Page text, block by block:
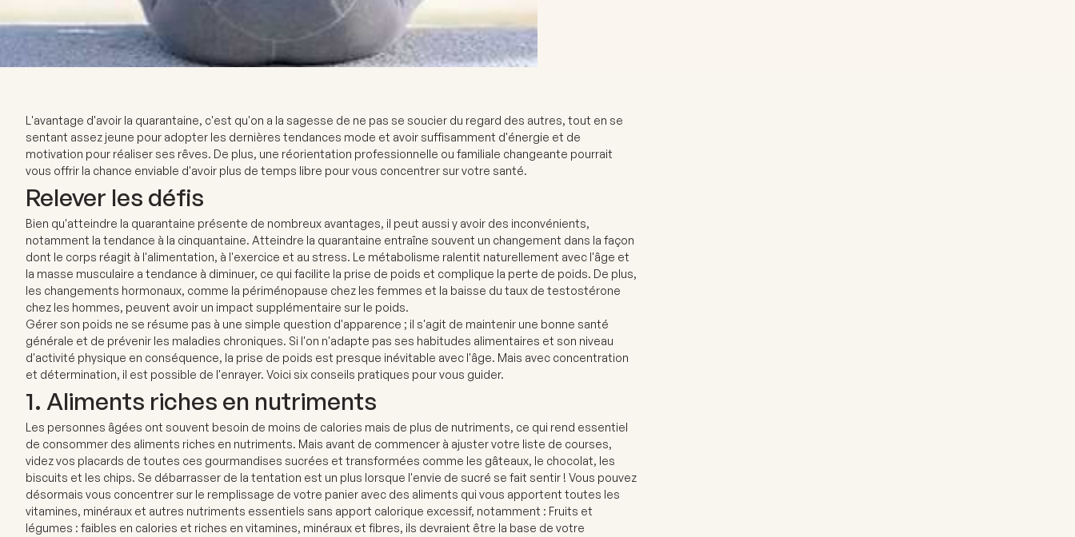
L'avantage d'avoir la quarantaine, c'est qu'on a la sagesse de ne pas se soucier du regard des autres, tout en se
sentant assez jeune pour adopter les dernières tendances mode et avoir suffisamment d'énergie et de
motivation pour réaliser ses rêves. De plus, une réorientation professionnelle ou familiale changeante pourrait
vous offrir la chance enviable d'avoir plus de temps libre pour vous concentrer sur votre santé.
Relever les défis
Bien qu'atteindre la quarantaine présente de nombreux avantages, il peut aussi y avoir des inconvénients,
notamment la tendance à la cinquantaine. Atteindre la quarantaine entraîne souvent un changement dans la façon
dont le corps réagit à l'alimentation, à l'exercice et au stress. Le métabolisme ralentit naturellement avec l'âge et
la masse musculaire a tendance à diminuer, ce qui facilite la prise de poids et complique la perte de poids. De plus,
les changements hormonaux, comme la périménopause chez les femmes et la baisse du taux de testostérone
chez les hommes, peuvent avoir un impact supplémentaire sur le poids.
Gérer son poids ne se résume pas à une simple question d'apparence ; il s'agit de maintenir une bonne santé
générale et de prévenir les maladies chroniques. Si l'on n'adapte pas ses habitudes alimentaires et son niveau
d'activité physique en conséquence, la prise de poids est presque inévitable avec l'âge. Mais avec concentration
et détermination, il est possible de l'enrayer. Voici six conseils pratiques pour vous guider.
1. Aliments riches en nutriments
Les personnes âgées ont souvent besoin de moins de calories mais de plus de nutriments, ce qui rend essentiel
de consommer des aliments riches en nutriments. Mais avant de commencer à ajuster votre liste de courses,
videz vos placards de toutes ces gourmandises sucrées et transformées comme les gâteaux, le chocolat, les
biscuits et les chips. Se débarrasser de la tentation est un plus lorsque l'envie de sucré se fait sentir ! Vous pouvez
désormais vous concentrer sur le remplissage de votre panier avec des aliments qui vous apportent toutes les
vitamines, minéraux et autres nutriments essentiels sans apport calorique excessif, notamment : Fruits et
légumes : faibles en calories et riches en vitamines, minéraux et fibres, ils devraient être la base de votre